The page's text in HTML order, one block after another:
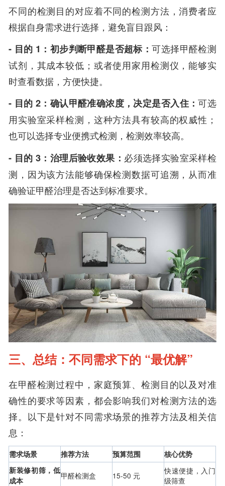
不同的检测目的对应着不同的检测方法，消费者应
根据自身需求进行选择，避免盲目跟风：
- 目的 1：初步判断甲醛是否超标：可选择甲醛检测
试剂，其成本较低；或者使用家用检测仪，能够实
时查看数据，方便快捷。
- 目的 2：确认甲醛准确浓度，决定是否入住：可选
用实验室采样检测，这种方法具有较高的权威性；
也可以选择专业便携式检测，检测效率较高。
- 目的 3：治理后验收效果： 必须选择实验室采样检
测，因为该方法能够确保检测数据可追溯，从而准
确验证甲醛治理是否达到标准要求。
三、总结：不同需求下的 “最优解”
在甲醛检测过程中，家庭预算、检测目的以及对准
确性的要求等因素，都会影响我们对检测方法的选
择。以下是针对不同需求场景的推荐方法及相关信
息：
需求场景 推荐方法 预算范围
核心优势
新装修初筛，低
成本
甲醛检测盒 15-50 元
快速便捷，入门
级筛查